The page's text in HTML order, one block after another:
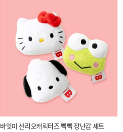
바잇미 산리오캐릭터즈 삑삑 장난감 세트